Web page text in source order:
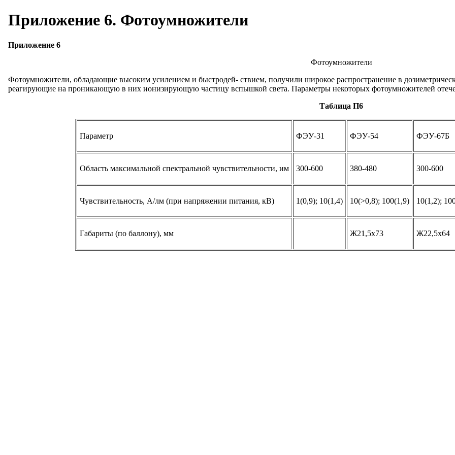
Приложение 6. Фотоумножители
Приложение 6
Фотоумножители
Фотоумножители, обладающие высоким усилением и быстродей- ствием, получили широкое распространение в
реагирующие на проникающую в них ионизирующую частицу вспышкой света. Параметры некоторых фотоумножителей
Таблица П6
Параметр ФЭУ-31 ФЭУ-54 ФЭУ-67Б
Область максимальной спектральной чувствительности, им 300-600 380-480 300-600
Чувствительность, А/лм (при напряжении питания, кВ) 1(0,9); 10(1,4) 10(>0,8); 100(1,9) 10(1,2);
Габариты (по баллону), мм Ж21,5х73 Ж22,5х64